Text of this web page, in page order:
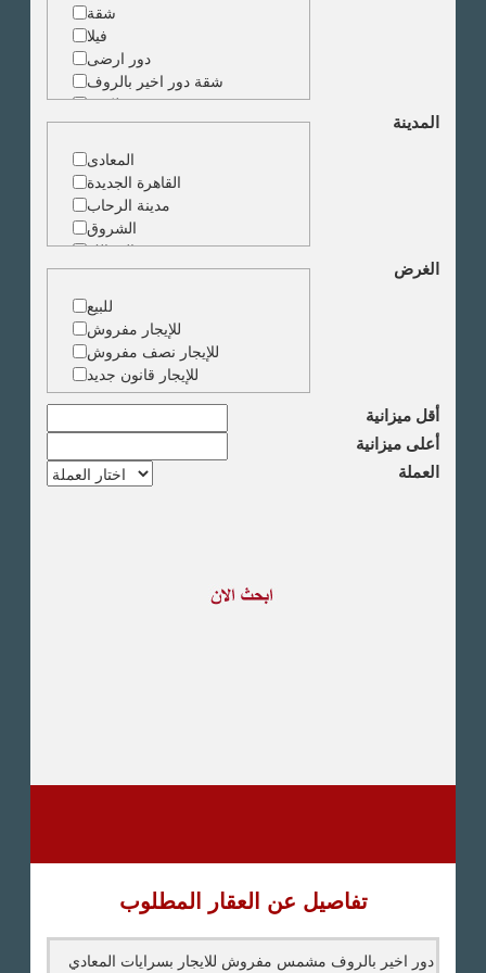
شقة
فيلا
دور ارضى
شقة دور اخير بالروف
شقة دوبلكس
شقة حجرة واحدة
ارض
مبنى
المدينة
المعادى
القاهرة الجديدة
مدينة الرحاب
الشروق
الزمالك
جاردن سيتى
دقى
المهندسين
الجيزة
العجوزة
وسط البلد
مصر الجديدة
مدينة نصر
السادس من اكتوبر
الشيخ زايد
الغرض
للبيع
للإيجار مفروش
للإيجار نصف مفروش
للإيجار قانون جديد
أقل ميزانية
أعلى ميزانية
العملة
تفاصيل عن العقار المطلوب
دور اخير بالروف مشمس مفروش للايجار بسرايات المعادي